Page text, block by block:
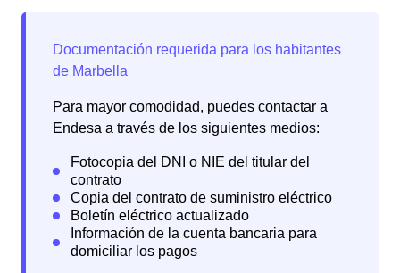
Para mayor comodidad, puedes contactar a
Endesa a través de los siguientes medios: